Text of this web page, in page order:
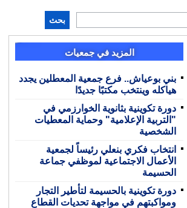
بحث
المزيد في جمعيات
بني بوعياش.. فرع جمعية المعطلين يجدد
هياكله وينتخب مكتبًا جديدًا
دورة تكوينية بثانوية الخوارزمي في
"التربية الإعلامية" وحماية المعطيات
الشخصية
انتخاب فكري بنعلي رئيساً لجمعية
الأعمال الاجتماعية لموظفي جماعة
الحسيمة
دورة تكوينية بالحسيمة لتأطير التجار
ومواكبتهم في مواجهة تحديات القطاع